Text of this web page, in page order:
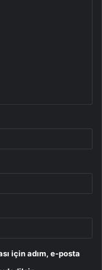
için adım, e-posta